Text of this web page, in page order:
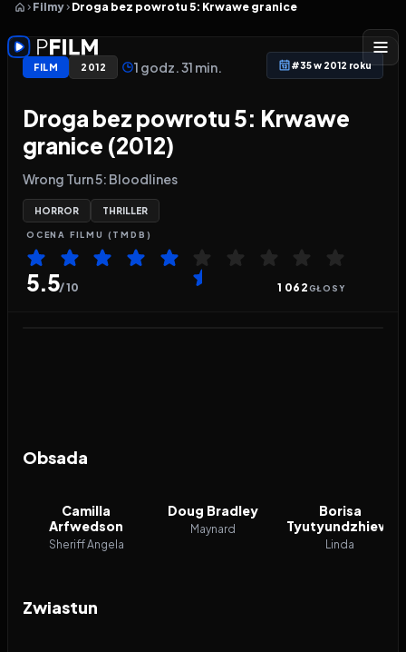
Filmy Droga bez powrotu 5: Krwawe granice
FILM 2012 1 godz. 31 min. #35 w 2012 roku
Droga bez powrotu 5: Krwawe
granice (2012)
Wrong Turn 5: Bloodlines
HORROR THRILLER
OCENA FILMU (TMDB)
5.5/ 10 1 062GŁOSY
Obsada
Camilla
Arfwedson
Sheriff Angela
Doug Bradley
Maynard
Borisa
Tyutyundzhieva
Linda
Zwiastun